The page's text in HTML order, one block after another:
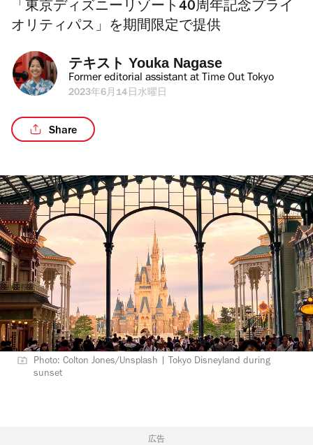
「東京ディズニーリゾート40周年記念プライ
オリティパス」を期間限定で提供
テキスト Youka Nagase
Former editorial assistant at Time Out Tokyo
2023年6月14日水曜日
Share
Photo: Colton Jones/Unsplash | Tokyo Disneyland during
sunset
広告